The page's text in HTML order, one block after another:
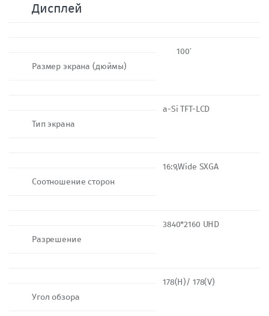
Дисплей
100′
Размер экрана (дюймы)
a-Si TFT-LCD
Тип экрана
16:9,Wide SXGA
Соотношение сторон
3840*2160 UHD
Разрешение
178(H)/ 178(V)
Угол обзора